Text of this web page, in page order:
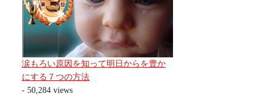
涙もろい原因を知って明日からを豊か
にする７つの方法
- 50,284 views